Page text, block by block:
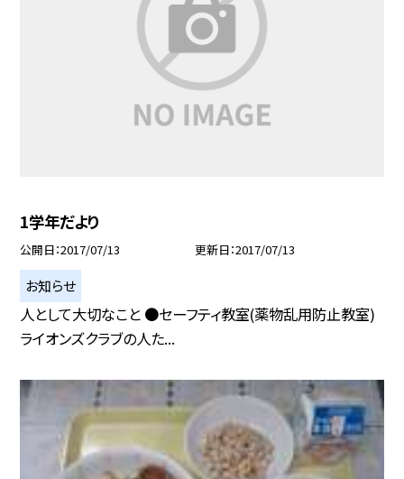
1学年だより
公開日 2017/07/13 更新日 2017/07/13
お知らせ
人として大切なこと ●セーフティ教室(薬物乱用防止教室)
ライオンズクラブの人た...